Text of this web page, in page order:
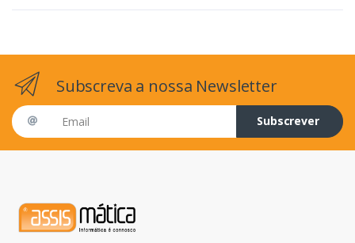
Subscreva a nossa Newsletter
Email address
Subscrever